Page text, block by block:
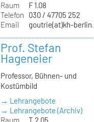
Raum
F 1.08
Telefon
030 / 47705 252
Email
goutrie(at)kh-
Prof. Stefan
Hageneier
Professor, Bühnen- und
Kostümbild
→ Lehrangebote
→ Lehrangebote (Archiv)
Raum
T 2.05